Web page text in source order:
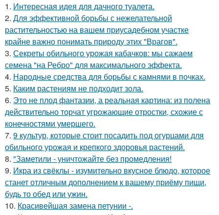
1. Интересная идея для дачного туалета.
2. Для эффективной борьбы с нежелательной
растительностью на вашем приусадебном участке
крайне важно понимать природу этих "Врагов".
3. Секреты обильного урожая кабачков: мы сажаем
семена "на Ребро" для максимального эффекта.
4. Народные средства для борьбы с камнями в почках.
5. Каким растениям не подходит зола.
6. Это не плод фантазии, а реальная картина: из полена
действительно торчат угрожающие отростки, схожие с
конечностями умершего.
7. 9 культур, которые стоит посадить под огурцами для
обильного урожая и крепкого здоровья растений.
8. "Заметили - уничтожайте без промедления!
9. Икра из свёклы - изумительно вкусное блюдо, которое
станет отличным дополнением к вашему приёму пищи,
будь то обед или ужин.
10. Красивейшая замена петунии -.